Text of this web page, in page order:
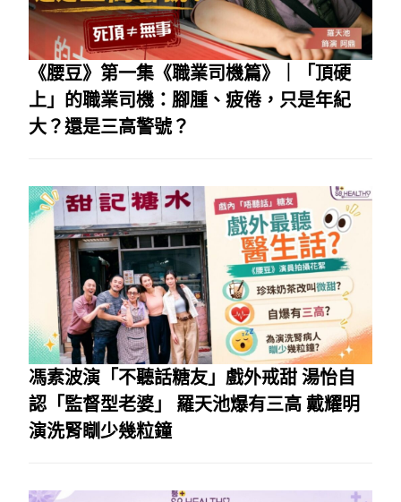
《腰豆》第一集《職業司機篇》｜「頂硬
上」的職業司機：腳腫、疲倦，只是年紀
大？還是三高警號？
馮素波演「不聽話糖友」戲外戒甜 湯怡自
認「監督型老婆」 羅天池爆有三高 戴耀明
演洗腎瞓少幾粒鐘